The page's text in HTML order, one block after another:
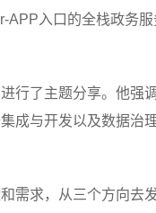
APP入口的全栈政务
行了主题分享。他强
成与开发以及数据治
需求，从三个方向去发